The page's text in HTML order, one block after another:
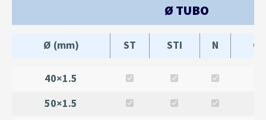
Ø TUBO
Ø (mm) ST STI N
40×1.5
50×1.5